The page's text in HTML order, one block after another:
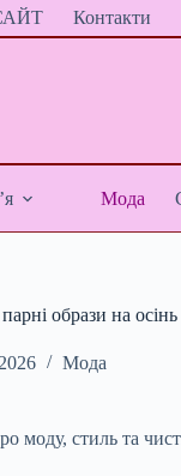
Контакти
Мода
образи на осінь
Мода
моду, стиль та